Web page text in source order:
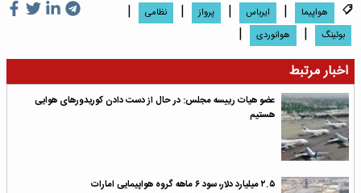
هواپیما | ایرباس | پرواز | نظامی |
بوئینگ | هوانوردى
|
اخبار مرتبط
عضو هیات رییسه مجلس: در حال از دست دادن کوریدورهای هوایی
هستیم
۲.۵ میلیارد دلار، سود ۶ ماهه گروه هواپیمایی امارات